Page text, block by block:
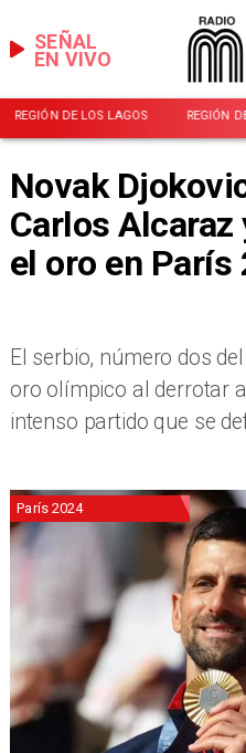
EN VIVO
SEÑAL
REGIÓN DE LOS LAGOS REGIÓN
Novak
Carlos Alcaraz
el oro en París
El serbio, número dos
oro olímpico al derrotar
intenso partido que se
París 2024